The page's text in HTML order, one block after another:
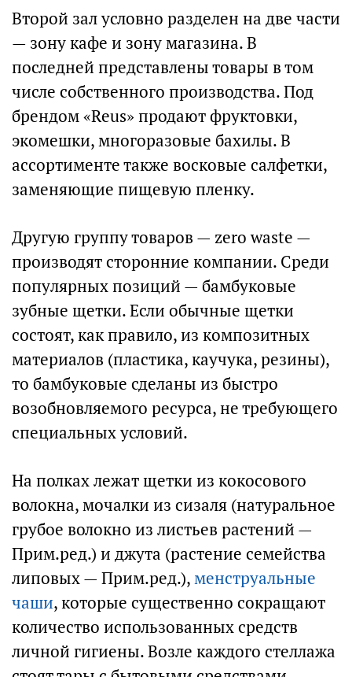
Второй зал условно разделен на две части
— зону кафе и зону магазина. В
последней представлены товары в том
числе собственного производства. Под
брендом «Reus» продают фруктовки,
экомешки, многоразовые бахилы. В
ассортименте также восковые салфетки,
заменяющие пищевую пленку.
Другую группу товаров — zero waste —
производят сторонние компании. Среди
популярных позиций — бамбуковые
зубные щетки. Если обычные щетки
состоят, как правило, из композитных
материалов (пластика, каучука, резины),
то бамбуковые сделаны из быстро
возобновляемого ресурса, не требующего
специальных условий.
На полках лежат щетки из кокосового
волокна, мочалки из сизаля (натуральное
грубое волокно из листьев растений —
Прим.ред.) и джута (растение семейства
липовых — Прим.ред.),менструальные
чаши, которые существенно сокращают
количество использованных средств
личной гигиены. Возле каждого стеллажа